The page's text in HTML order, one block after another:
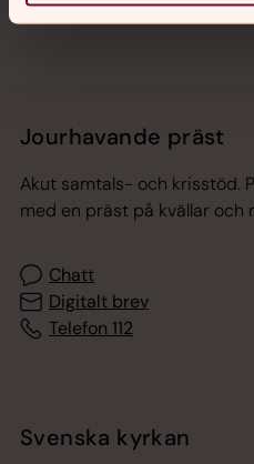
Jourhavande präst
Akut samtals- och krisstöd.
med en präst på kvällar och
Chatt
Digitalt brev
Telefon 112
Svenska kyrkan